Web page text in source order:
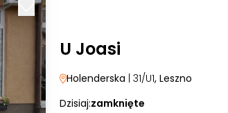
U Joasi
Holenderska | 31/U1, Leszno
Dzisiaj:zamknięte